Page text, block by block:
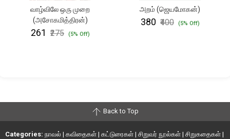
வாழ்விலே ஒரு முறை
(அசோகமித்திரன்)
₹261 ₹275 (5% Off)
அறம் (ஜெயமோகன்)
₹380 ₹400 (5% Off)
Back to Top
Categories: நாவல் | கவிதைகள் | கட்டுரைகள் | சிறுவர் நூல்கள் | சிறுகதைகள் |